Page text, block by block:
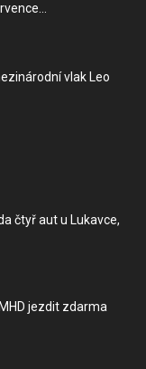
vlak Leo
čtyř aut u Lukavce,
jezdit zdarma